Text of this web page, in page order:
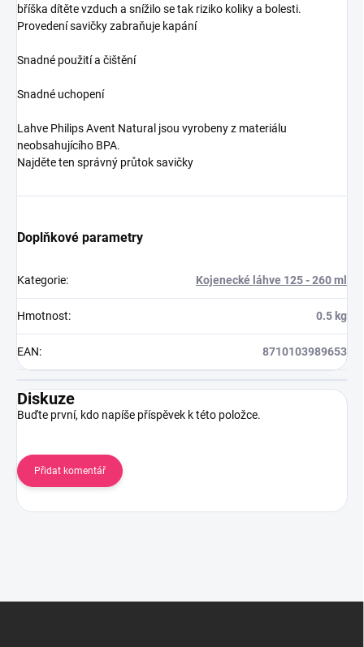
bříška dítěte vzduch a snížilo se tak riziko koliky a bolesti.
Provedení savičky zabraňuje kapání
Snadné použití a čištění
Snadné uchopení
Lahve Philips Avent Natural jsou vyrobeny z materiálu
neobsahujícího BPA.
Najděte ten správný průtok savičky
Doplňkové parametry
Kategorie: Kojenecké láhve 125 - 260 ml
Hmotnost: 0.5 kg
EAN: 8710103989653
Diskuze
Buďte první, kdo napíše příspěvek k této položce.
Přidat komentář